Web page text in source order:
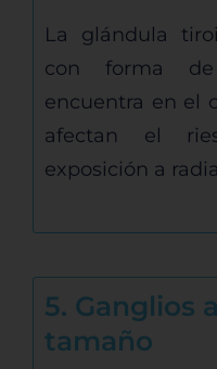
La glándula
con forma
encuentra en el
afectan el
exposición a
5. Ganglios
tamaño